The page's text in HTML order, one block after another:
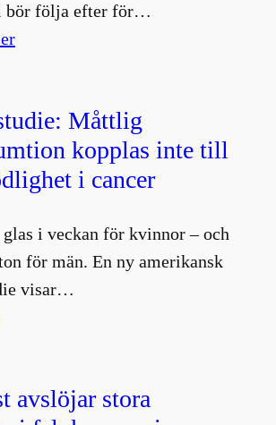
bör följa efter för…
Måttlig
kopplas inte till
i cancer
i veckan för kvinnor – och
för män. En ny amerikansk
visar…
avslöjar stora